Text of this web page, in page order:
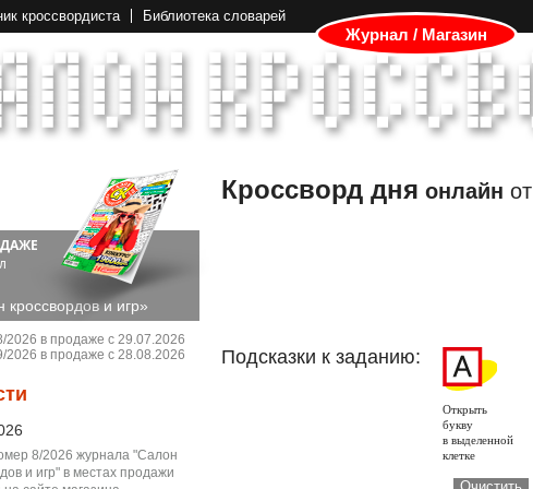
кроссвордиста Библиотека словарей
Журнал / Магазин
кроссвордов и игр»
в продаже с 29.07.2026
в продаже с 28.08.2026
8/2026 журнала "Салон
и игр" в местах продажи
Кроссворд дня онлайн от
Подсказки к заданию:
Открыть
букву
в выделенной
клетке